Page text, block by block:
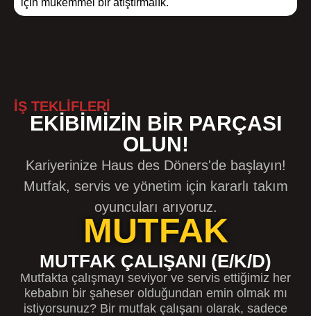
için mükemmel bir atıştırmalık.
İŞ TEKLİFLERİ
EKIBIMIZIN BIR PARÇASI
OLUN!
Kariyerinize Haus des Döners'de başlayın!
Mutfak, servis ve yönetim için kararlı takım
oyuncuları arıyoruz.
MUTFAK
MUTFAK ÇALIŞANI (E/K/D)
Mutfakta çalışmayı seviyor ve servis ettiğimiz her
kebabın bir şaheser olduğundan emin olmak mı
istiyorsunuz? Bir mutfak çalışanı olarak, sadece